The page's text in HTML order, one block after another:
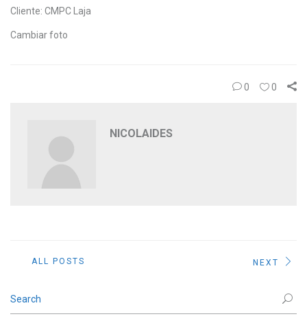
Cliente: CMPC Laja
Cambiar foto
0 0
NICOLAIDES
ALL POSTS NEXT